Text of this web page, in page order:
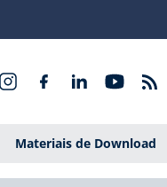
Materiais de Download